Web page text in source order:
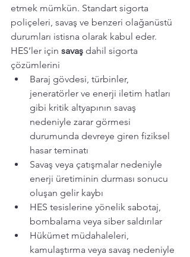
etmek mümkün. Standart sigorta
poliçeleri, savaş ve benzeri olağanüstü
durumları istisna olarak kabul eder.
HES’ler için savaş dahil sigorta
çözümlerini
Baraj gövdesi, türbinler,
jeneratörler ve enerji iletim hatları
gibi kritik altyapının savaş
nedeniyle zarar görmesi
durumunda devreye giren fiziksel
hasar teminatı
Savaş veya çatışmalar nedeniyle
enerji üretiminin durması sonucu
oluşan gelir kaybı
HES tesislerine yönelik sabotaj,
bombalama veya siber saldırılar
Hükümet müdahaleleri,
kamulaştırma veya savaş nedeniyle